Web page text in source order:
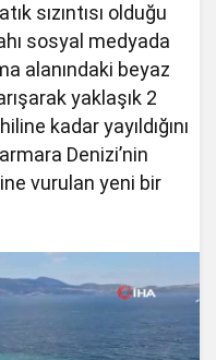
sızıntısı olduğu
sosyal medyada
alanındaki beyaz
yaklaşık 2
kadar yayıldığını
Denizi’nin
vurulan yeni bir